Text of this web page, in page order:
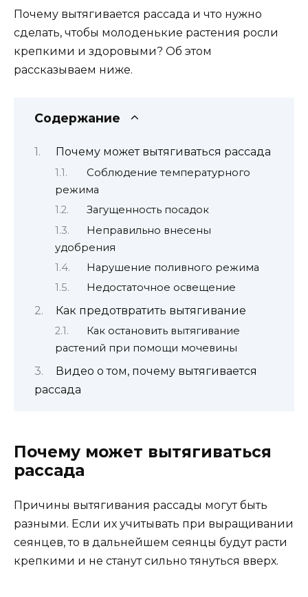
Почему вытягивается рассада и что нужно
сделать, чтобы молоденькие растения росли
крепкими и здоровыми? Об этом
рассказываем ниже.
Содержание
Почему может вытягиваться рассада
Соблюдение температурного
режима
Загущенность посадок
Неправильно внесены
удобрения
Нарушение поливного режима
Недостаточное освещение
Как предотвратить вытягивание
Как остановить вытягивание
растений при помощи мочевины
Видео о том, почему вытягивается
рассада
Почему может вытягиваться
рассада
Причины вытягивания рассады могут быть
разными. Если их учитывать при выращивании
сеянцев, то в дальнейшем сеянцы будут расти
крепкими и не станут сильно тянуться вверх.